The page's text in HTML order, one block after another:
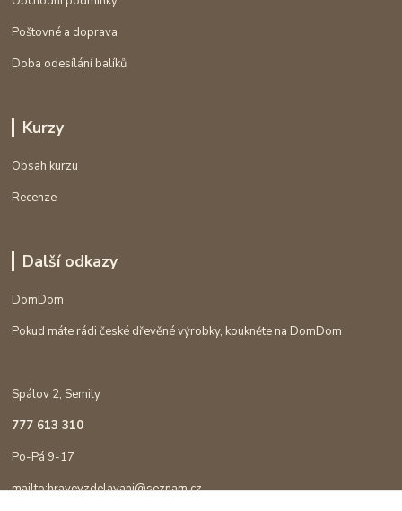
Poštovné a doprava
Doba odesílání balíků
Kurzy
Obsah kurzu
Recenze
Další odkazy
DomDom
Pokud máte rádi české dřevěné výrobky, koukněte na DomDom
Spálov 2, Semily
777 613 310
Po-Pá 9-17
mailto:hravevzdelavani@seznam.cz